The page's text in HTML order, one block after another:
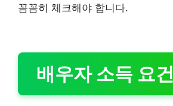
꼼꼼히 체크해야 합니다.
배우자 소득 요건